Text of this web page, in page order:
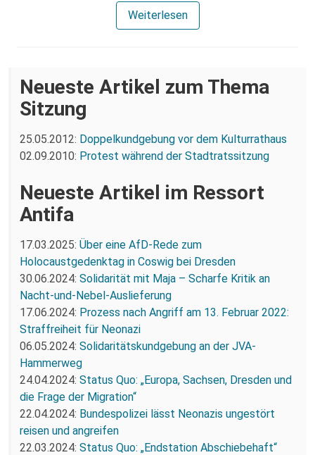
Weiterlesen
Neueste Artikel zum Thema
Sitzung
25.05.2012: Doppelkundgebung vor dem Kulturrathaus
02.09.2010: Protest während der Stadtratssitzung
Neueste Artikel im Ressort
Antifa
17.03.2025: Über eine AfD-Rede zum
Holocaustgedenktag in Coswig bei Dresden
30.06.2024: Solidarität mit Maja – Scharfe Kritik an
Nacht-und-Nebel-Auslieferung
17.06.2024: Prozess nach Angriff am 13. Februar 2022:
Straffreiheit für Neonazi
06.05.2024: Solidaritätskundgebung an der JVA-
Hammerweg
24.04.2024: Status Quo: „Europa, Sachsen, Dresden und
die Frage der Migration“
22.04.2024: Bundespolizei lässt Neonazis ungestört
reisen und angreifen
22.03.2024: Status Quo: „Endstation Abschiebehaft“